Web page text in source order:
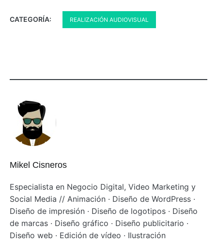
CATEGORÍA: REALIZACIÓN AUDIOVISUAL
Mikel Cisneros
Especialista en Negocio Digital, Video Marketing y
Social Media // Animación · Diseño de WordPress ·
Diseño de impresión · Diseño de logotipos · Diseño
de marcas · Diseño gráfico · Diseño publicitario ·
Diseño web · Edición de vídeo · Ilustración